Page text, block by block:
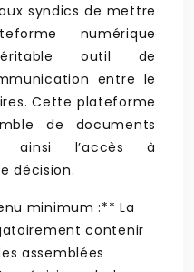
syndics de mettre
numérique
outil de
entre le
Cette plateforme
de documents
ainsi l’accès à
décision.
minimum :** La
contenir
assemblées